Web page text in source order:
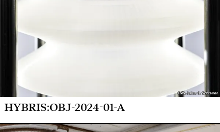
Foto: Julius C. Schreiner
Foto: Julius C. Schreiner
HYBRIS:OBJ-2024-01-A